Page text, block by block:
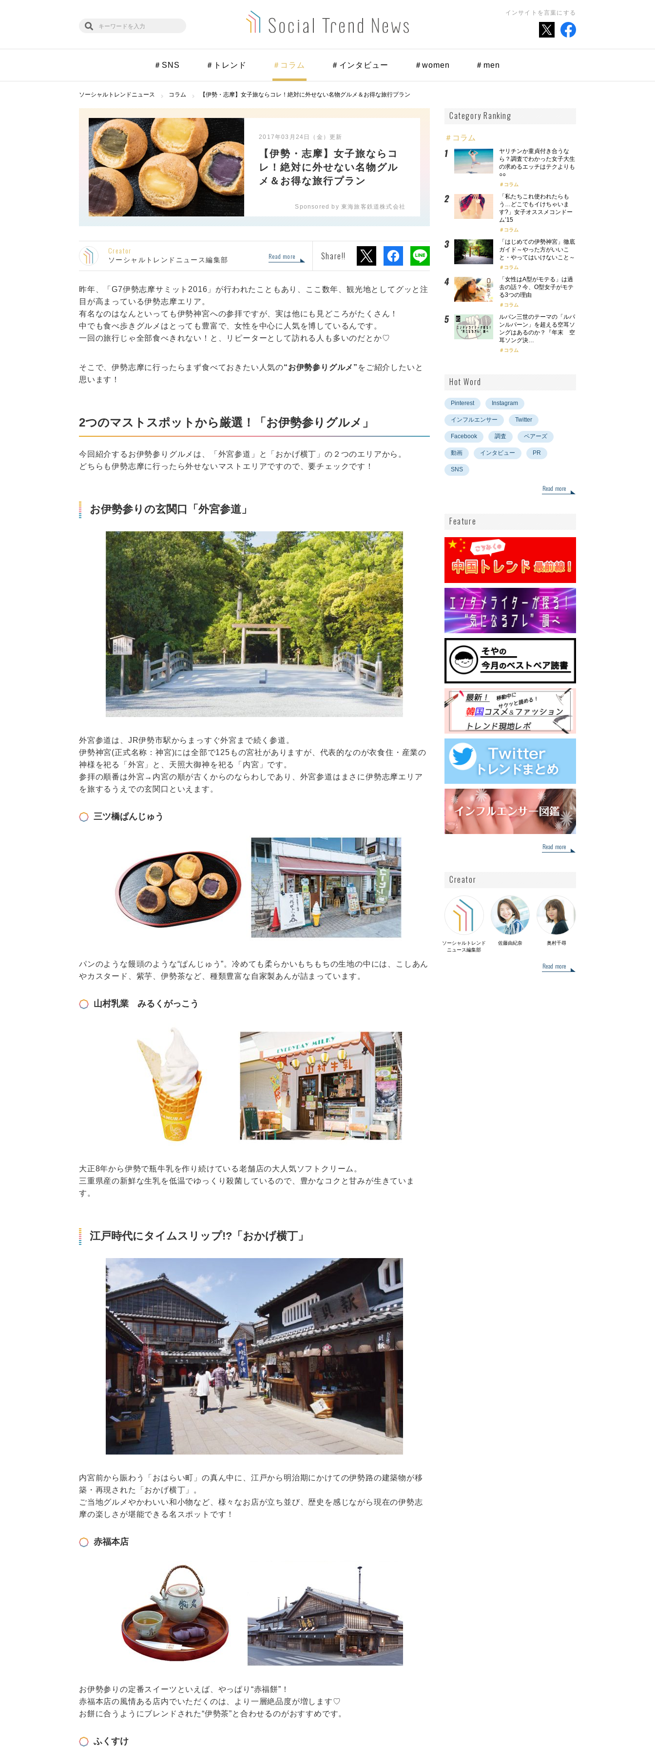
インサイトを言葉にする
＃SNS ＃トレンド ＃コラム ＃インタビュー ＃women ＃men
ソーシャルトレンドニュース コラム 【伊勢・志摩】女子旅ならコレ！絶対に外せない名物グルメ＆お得な旅行プラン
2017年03月24日（金）更新
【伊勢・志摩】女子旅ならコ
レ！絶対に外せない名物グル
メ＆お得な旅行プラン
Sponsored by 東海旅客鉄道株式会社
Creator
ソーシャルトレンドニュース編集部 Read more Share!!
昨年、「G7伊勢志摩サミット2016」が行われたこともあり、ここ数年、観光地としてグッと注
目が高まっている伊勢志摩エリア。
有名なのはなんといっても伊勢神宮への参拝ですが、実は他にも見どころがたくさん！
中でも食べ歩きグルメはとっても豊富で、女性を中心に人気を博しているんです。
一回の旅行じゃ全部食べきれない！と、リピーターとして訪れる人も多いのだとか♡
そこで、伊勢志摩に行ったらまず食べておきたい人気の“お伊勢参りグルメ” をご紹介したいと
思います！
2つのマストスポットから厳選！「お伊勢参りグルメ」
今回紹介するお伊勢参りグルメは、「外宮参道」と「おかげ横丁」の２つのエリアから。
どちらも伊勢志摩に行ったら外せないマストエリアですので、要チェックです！
お伊勢参りの玄関口「外宮参道」
外宮参道は、JR伊勢市駅からまっすぐ外宮まで続く参道。
伊勢神宮(正式名称：神宮)には全部で125もの宮社がありますが、代表的なのが衣食住・産業の
神様を祀る「外宮」と、天照大御神を祀る「内宮」です。
参拝の順番は外宮→内宮の順が古くからのならわしであり、外宮参道はまさに伊勢志摩エリア
を旅するうえでの玄関口といえます。
三ツ橋ぱんじゅう
パンのような饅頭のような“ぱんじゅう”。冷めても柔らかいもちもちの生地の中には、こしあん
やカスタード、紫芋、伊勢茶など、種類豊富な自家製あんが詰まっています。
山村乳業 みるくがっこう
大正8年から伊勢で瓶牛乳を作り続けている老舗店の大人気ソフトクリーム。
三重県産の新鮮な生乳を低温でゆっくり殺菌しているので、豊かなコクと甘みが生きていま
す。
江戸時代にタイムスリップ!?「おかげ横丁」
内宮前から賑わう「おはらい町」の真ん中に、江戸から明治期にかけての伊勢路の建築物が移
築・再現された「おかげ横丁」。
ご当地グルメやかわいい和小物など、様々なお店が立ち並び、歴史を感じながら現在の伊勢志
摩の楽しさが堪能できる名スポットです！
赤福本店
お伊勢参りの定番スイーツといえば、やっぱり“赤福餅”！
赤福本店の風情ある店内でいただくのは、より一層絶品度が増します♡
お餅に合うようにブレンドされた“伊勢茶”と合わせるのがおすすめです。
ふくすけ
Category Ranking
＃コラム
ヤリチンか童貞付き合うな
ら？調査でわかった女子大生
の求めるエッチはテクよりも
○○
コラム
「私たちこれ使われたらも
う…どこでもイけちゃいま
す?」女子オススメコンドー
ム’15
コラム
「はじめての伊勢神宮」徹底
ガイド～やった方がいいこ
と・やってはいけないこと～
コラム
「女性はA型がモテる」は過
去の話？今、O型女子がモテ
る3つの理由
コラム
ルパン三世のテーマの「ルパ
ンルパーン」を超える空耳ソ
ングはあるのか？『年末 空
耳ソング決…
コラム
Hot Word
Pinterest Instagram
インフルエンサー Twitter
Facebook 調査 ペアーズ
動画 インタビュー PR
SNS
Read more
Feature
Read more
Creator
ソーシャルトレンド
ニュース編集部
佐藤由紀奈 奥村千尋
Read more